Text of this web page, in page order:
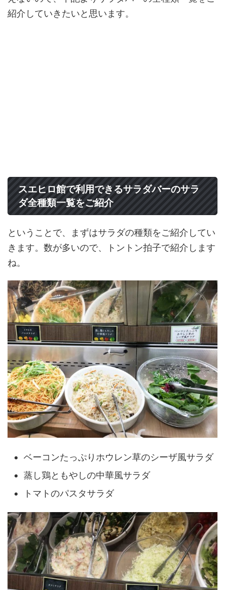
紹介していきたいと思います。
スエヒロ館で利用できるサラダバーのサラ
ダ全種類一覧をご紹介
ということで、まずはサラダの種類をご紹介してい
きます。数が多いので、トントン拍子で紹介します
ね。
ベーコンたっぷりホウレン草のシーザ風サラダ
蒸し鶏ともやしの中華風サラダ
トマトのパスタサラダ